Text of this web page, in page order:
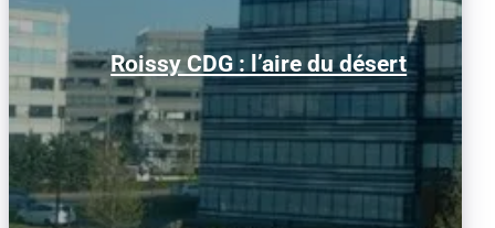
Roissy CDG : l’aire du désert
Alors que le trafic aérien a retrouvé son
niveau d’avant la pandémie, les
conditions d’obtention...